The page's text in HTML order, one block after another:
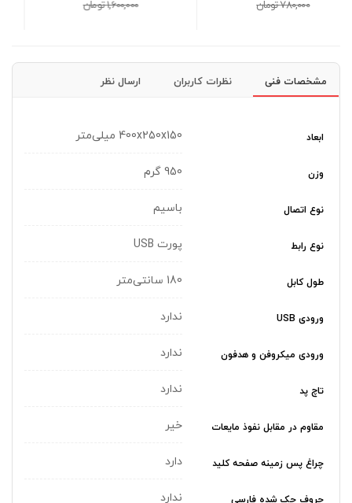
1,600,000 تومان
مشخصات فنی نظرات کاربران ارسال نظر
ابعاد 400x250x150 میلی‌متر
وزن 950 گرم
نوع اتصال باسیم
نوع رابط پورت USB
طول کابل 180 سانتی‌متر
ورودی USB ندارد
ورودی میکروفن و هدفون ندارد
تاچ پد ندارد
مقاوم در مقابل نفوذ مایعات خیر
چراغ‌ پس زمینه صفحه کلید دارد
حروف حک شده فارسی ندارد